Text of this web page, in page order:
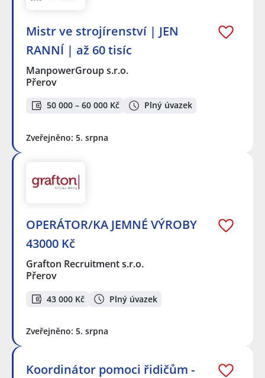
Mistr ve strojírenství | JEN
RANNÍ | až 60 tisíc
ManpowerGroup s.r.o.
Přerov
50 000 – 60 000 Kč Plný úvazek
Zveřejněno: 5. srpna
OPERÁTOR/KA JEMNÉ VÝROBY
43000 Kč
Grafton Recruitment s.r.o.
Přerov
43 000 Kč Plný úvazek
Zveřejněno: 5. srpna
Koordinátor pomoci řidičům -